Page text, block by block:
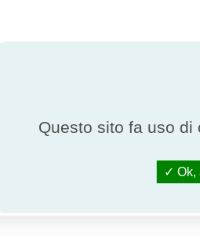
Questo sito fa uso
Ok,